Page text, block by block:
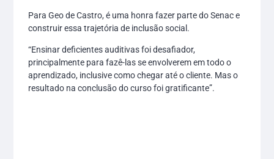
Para Geo de Castro, é uma honra fazer parte do Senac e
construir essa trajetória de inclusão social.
“Ensinar deficientes auditivas foi desafiador,
principalmente para fazê-las se envolverem em todo o
aprendizado, inclusive como chegar até o cliente. Mas o
resultado na conclusão do curso foi gratificante”.